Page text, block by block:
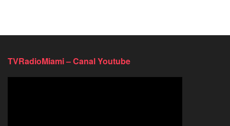
TVRadioMiami – Canal Youtube